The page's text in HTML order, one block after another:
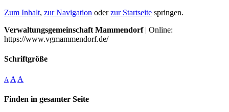
Zum Inhalt, zur Navigation oderzur Startseite springen.
Verwaltungsgemeinschaft Mammendorf| Online:
https://www.vgmammendorf.de/
Schriftgröße
A A A
Finden in gesamter Seite